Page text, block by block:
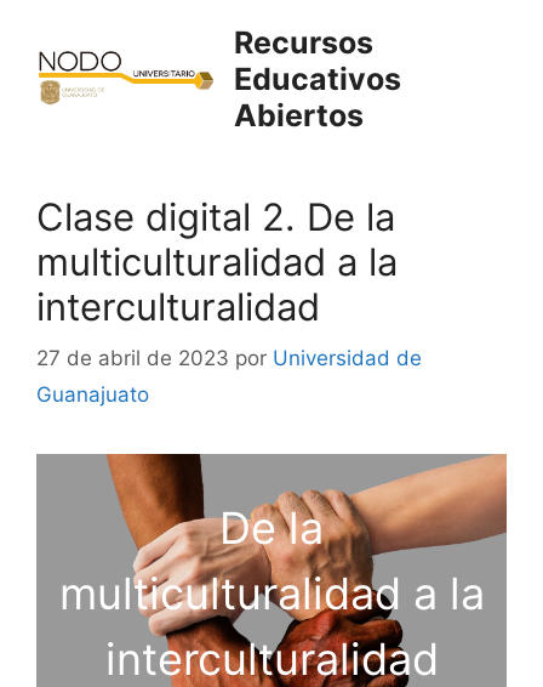
contenido
Recursos
Educativos
Abiertos
Clase digital 2. De la
multiculturalidad a la
interculturalidad
27 de abril de 2023 por Universidad de
Guanajuato
De la
multiculturalidad a la
interculturalidad